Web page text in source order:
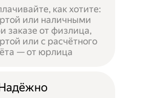
как хотите:
или наличными
заказе от физлица,
или с расчётного
— от юрлица